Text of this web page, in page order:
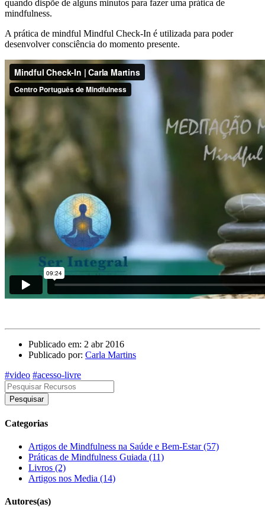
quando dispõe de alguns minutos para fazer uma prática de
mindfulness.
A prática de mindful Mindful Check-In é utilizada para poder
desenvolver consciência do momento presente.
Publicado em: 2 abr 2016
Publicado por: Carla Martins
#video #acesso-livre
Pesquisar
Categorias
Artigos de Mindfulness na Saúde e Bem-Estar (57)
Práticas de Mindfulness Guiada (11)
Livros (2)
Artigos nos Media (14)
Autores(as)